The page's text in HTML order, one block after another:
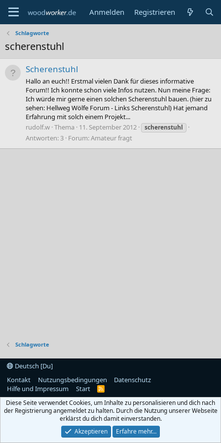
Anmelden Registrieren
Schlagworte
scherenstuhl
Scherenstuhl
Hallo an euch!! Erstmal vielen Dank für dieses informative
Forum!! Ich konnte schon viele Infos nutzen. Nun meine Frage:
Ich würde mir gerne einen solchen Scherenstuhl bauen. (hier zu
sehen: Hellweg Wölfe Forum - Links Scherenstuhl) Hat jemand
Erfahrung mit solch einem Projekt...
rudolf.w Thema 11. September 2012 scherenstuhl
Antworten: 3 Forum:Amateur fragt
Schlagworte
Deutsch [Du]
Kontakt
Nutzungsbedingungen
Datenschutz
Hilfe und Impressum
Start
R
S
Diese Seite verwendet Cookies, um Inhalte zu personalisieren und dich nach
der Registrierung angemeldet zu halten. Durch die Nutzung unserer Webseite
erklärst du dich damit einverstanden.
Akzeptieren
Erfahre mehr…